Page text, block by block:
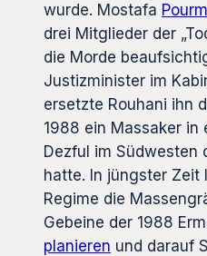
wurde. Mostafa
drei Mitglieder der
die Morde
Justizminister im
ersetzte Rouhani ihn
1988 ein Massaker in
Dezful im Südwesten
hatte. In jüngster Zeit
Regime die
Gebeine der 1988
planieren und darauf